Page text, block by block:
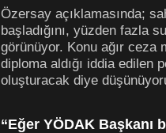
Özersay açıklamasında;
başladığını, yüzden fazla
görünüyor. Konu ağır ceza
diploma aldığı iddia edilen
oluşturacak diye
“Eğer YÖDAK Başkanı